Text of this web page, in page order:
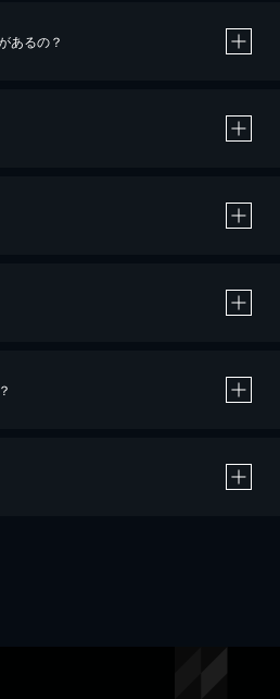
あるの？
トカード決済による作品の購入 / レンタルです。
購入 / レンタルは、20％のポイント還元です。